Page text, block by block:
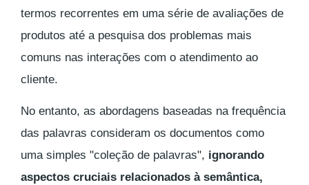
termos recorrentes em uma série de avaliações de
produtos até a pesquisa dos problemas mais
comuns nas interações com o atendimento ao
cliente.
No entanto, as abordagens baseadas na frequência
das palavras consideram os documentos como
uma simples "coleção de palavras", ignorando
aspectos cruciais relacionados à semântica,